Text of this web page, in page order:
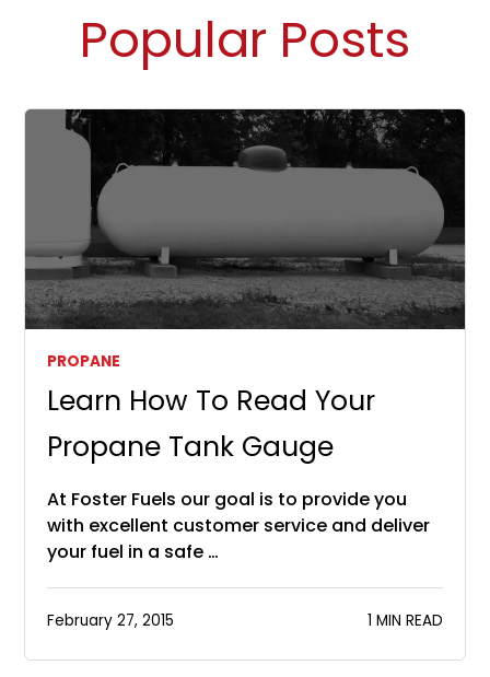
Popular Posts
PROPANE
Learn How To Read Your
Propane Tank Gauge
At Foster Fuels our goal is to provide you
with excellent customer service and deliver
your fuel in a safe …
February 27, 2015 1 MIN READ